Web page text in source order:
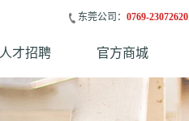
东莞公司： 0769-23072620
人才招聘 官方商城